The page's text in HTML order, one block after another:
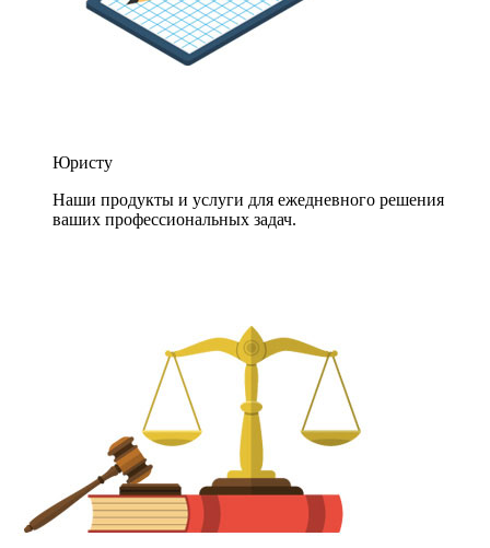
Юристу
Наши продукты и услуги для ежедневного решения
ваших профессиональных задач.